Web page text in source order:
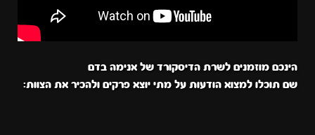
הינכם מוזמנים לשרת הדיסקורד של אנימה בדם
שם תוכלו למצוא הודעות על מתי יוצא פרקים ולהכיר את הצוות: